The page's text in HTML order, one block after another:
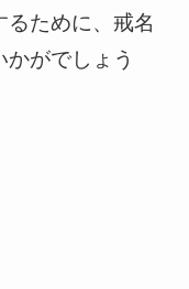
るために、戒名
がでしょう